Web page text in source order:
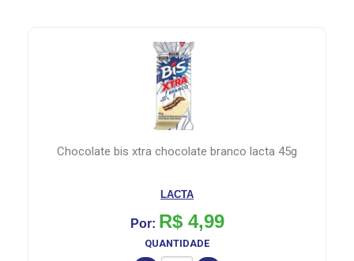
chocolate bis xtra chocolate branco lacta 45g
LACTA
Por: R$ 4,99
QUANTIDADE